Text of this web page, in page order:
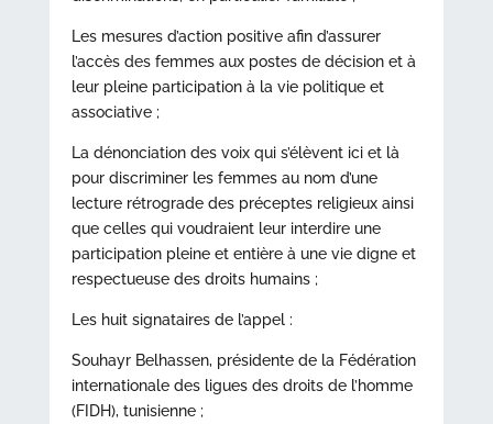
Les mesures d’action positive afin d’assurer
l’accès des femmes aux postes de décision et à
leur pleine participation à la vie politique et
associative ;
La dénonciation des voix qui s’élèvent ici et là
pour discriminer les femmes au nom d’une
lecture rétrograde des préceptes religieux ainsi
que celles qui voudraient leur interdire une
participation pleine et entière à une vie digne et
respectueuse des droits humains ;
Les huit signataires de l’appel :
Souhayr Belhassen, présidente de la Fédération
internationale des ligues des droits de l’homme
(FIDH), tunisienne ;